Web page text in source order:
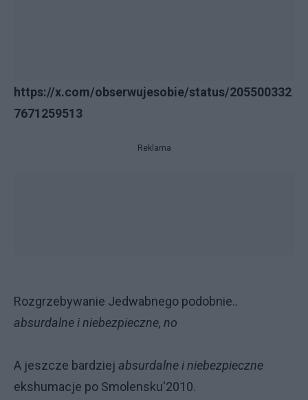
https://x.com/obserwujesobie/status/205500332
7671259513
Reklama
Rozgrzebywanie Jedwabnego podobnie..
absurdalne i niebezpieczne, no
A jeszcze bardziej absurdalne i niebezpieczne
ekshumacje po Smolensku'2010.